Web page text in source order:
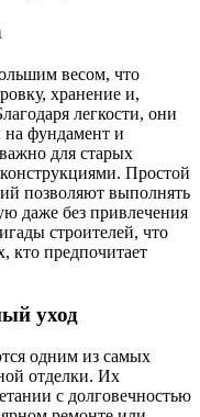
весом, что
хранение и,
легкости, они
на фундамент и
для старых
Простой
позволяют выполнять
даже без привлечения
строителей, что
кто предпочитает
уход
одним из самых
отделки. Их
с долговечностью